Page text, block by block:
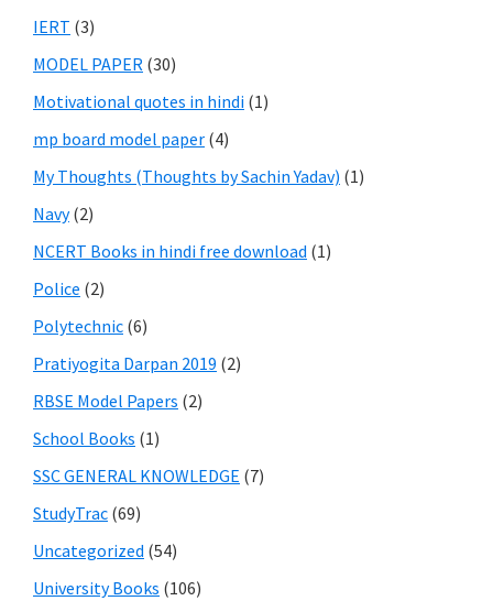
IERT (3)
MODEL PAPER (30)
Motivational quotes in hindi (1)
mp board model paper (4)
My Thoughts (Thoughts by Sachin Yadav) (1)
Navy(2)
NCERT Books in hindi free download (1)
Police (2)
Polytechnic (6)
Pratiyogita Darpan 2019 (2)
RBSE Model Papers (2)
School Books (1)
SSC GENERAL KNOWLEDGE (7)
StudyTrac (69)
Uncategorized (54)
University Books (106)